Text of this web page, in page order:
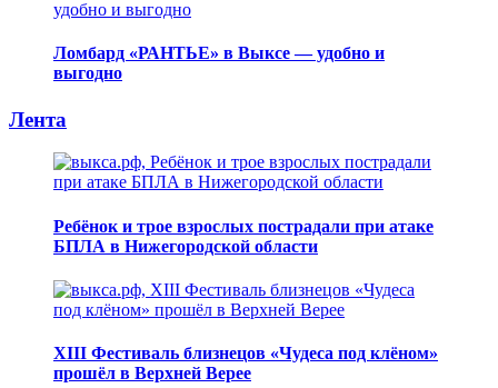
Ломбард «РАНТЬЕ» в Выксе — удобно и
выгодно
Лента
Ребёнок и трое взрослых пострадали при атаке
БПЛА в Нижегородской области
XIII Фестиваль близнецов «Чудеса под клёном»
прошёл в Верхней Верее